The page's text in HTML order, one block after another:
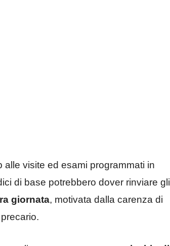
alle visite ed esami programmati in
di base potrebbero dover rinviare gli
giornata, motivata dalla carenza di